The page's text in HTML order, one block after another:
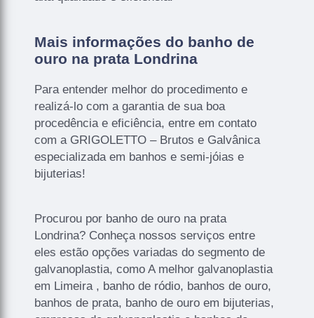
Mais informações do banho de
ouro na prata Londrina
Para entender melhor do procedimento e
realizá-lo com a garantia de sua boa
procedência e eficiência, entre em contato
com a GRIGOLETTO – Brutos e Galvânica
especializada em banhos e semi-jóias e
bijuterias!
Procurou por banho de ouro na prata
Londrina? Conheça nossos serviços entre
eles estão opções variadas do segmento de
galvanoplastia, como A melhor galvanoplastia
em Limeira , banho de ródio, banhos de ouro,
banhos de prata, banho de ouro em bijuterias,